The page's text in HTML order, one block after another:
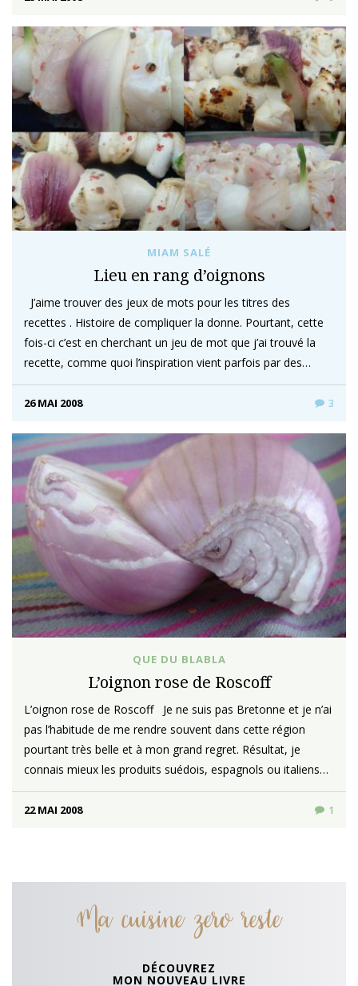
MIAM SALÉ
Lieu en rang d’oignons
J’aime trouver des jeux de mots pour les titres des
recettes . Histoire de compliquer la donne. Pourtant, cette
fois-ci c’est en cherchant un jeu de mot que j’ai trouvé la
recette, comme quoi l’inspiration vient parfois par des…
26 MAI 2008 3
QUE DU BLABLA
L’oignon rose de Roscoff
L’oignon rose de Roscoff Je ne suis pas Bretonne et je n’ai
pas l’habitude de me rendre souvent dans cette région
pourtant très belle et à mon grand regret. Résultat, je
connais mieux les produits suédois, espagnols ou italiens…
22 MAI 2008 1
Ma cuisine zero reste
DÉCOUVREZ
MON NOUVEAU LIVRE